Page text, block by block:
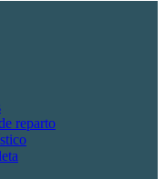
reparto